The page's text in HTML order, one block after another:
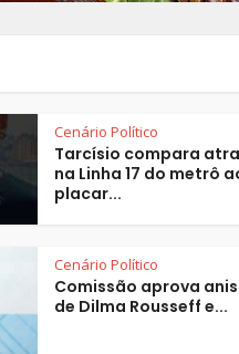
Cenário Político
Tarcísio compara
na Linha 17 do metrô
placar...
Cenário Político
Comissão aprova
de Dilma Rousseff e...